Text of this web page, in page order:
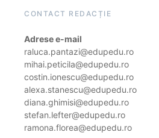
CONTACT REDACȚIE
Adrese e-mail
raluca.pantazi@edupedu.ro
mihai.peticila@edupedu.ro
costin.ionescu@edupedu.ro
alexa.stanescu@edupedu.ro
diana.ghimisi@edupedu.ro
stefan.lefter@edupedu.ro
ramona.florea@edupedu.ro